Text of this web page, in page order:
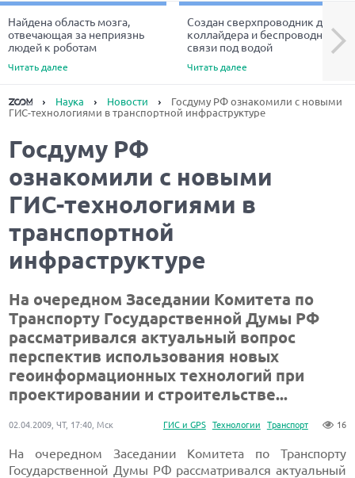
Найдена область мозга,
отвечающая за неприязнь
людей к роботам
Читать далее
Создан сверхпроводник для
коллайдера и беспроводной
связи под водой
Читать далее
Next
Наука Новости
Госдуму РФ ознакомили с новыми
ГИС-технологиями в транспортной инфраструктуре
Госдуму РФ
ознакомили с новыми
ГИС-технологиями в
транспортной
инфраструктуре
На очередном Заседании Комитета по
Транспорту Государственной Думы РФ
рассматривался актуальный вопрос
перспектив использования новых
геоинформационных технологий при
проектировании и строительстве...
ГИС и GPS Технологии Транспорт 16
02.04.2009, ЧТ, 17:40, Мск
На очередном Заседании Комитета по Транспорту
Государственной Думы РФ рассматривался актуальный